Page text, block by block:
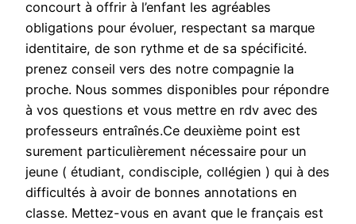
concourt à offrir à l’enfant les agréables
obligations pour évoluer, respectant sa marque
identitaire, de son rythme et de sa spécificité.
prenez conseil vers des notre compagnie la
proche. Nous sommes disponibles pour répondre
à vos questions et vous mettre en rdv avec des
professeurs entraînés.Ce deuxième point est
surement particulièrement nécessaire pour un
jeune ( étudiant, condisciple, collégien ) qui à des
difficultés à avoir de bonnes annotations en
classe. Mettez-vous en avant que le français est